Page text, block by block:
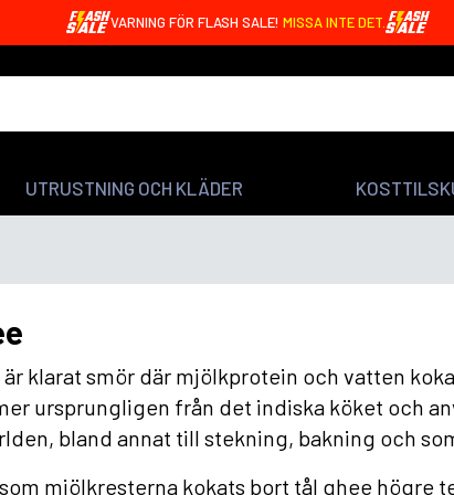
VARNING FÖR FLASH SALE! MISSA INTE DET.
UTRUSTNING OCH KLÄDER
är klarat smör där mjölkprotein och vatten
ursprungligen från det indiska köket och
bland annat till stekning, bakning och
mjölkresterna kokats bort tål ghee högre